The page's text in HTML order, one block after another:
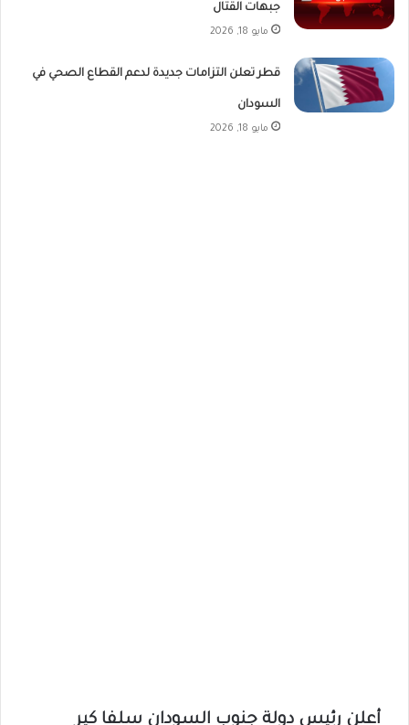
جبهات القتال
مايو 18, 2026
قطر تعلن التزامات جديدة لدعم القطاع الصحي في
السودان
مايو 18, 2026
أعلن رئيس دولة جنوب السودان سلفا كير